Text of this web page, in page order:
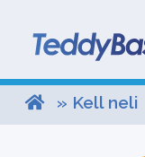
» Kell neli